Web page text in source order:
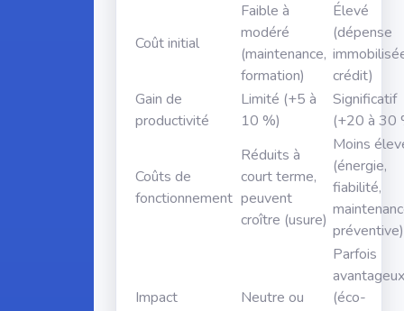
Coût initial
Faible à
modéré
(maintenance,
formation)
Élevé
(dépense
crédit)
Gain de
productivité
Limité (+5 à
10 %)
Significatif
(+20 à 30
Coûts de
fonctionnement
Réduits à
court terme,
peuvent
croître (usure)
Moins
(énergie,
fiabilité,
préventive)
Impact
Neutre ou
Parfois
avantageux
(éco-